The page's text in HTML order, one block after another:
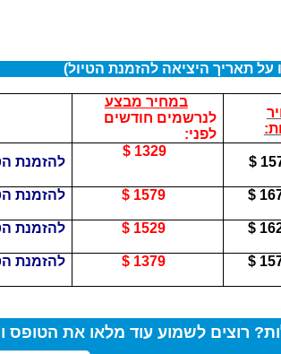
על תאריך היציאה להזמנת הטיול)
במחיר מבצע
לנרשמים חודשים
לפני:
1329 $
להזמנת
1579 $ להזמנת
1529 $ להזמנת
1379 $ להזמנת
רוצים לשמוע עוד מלאו את הטופס